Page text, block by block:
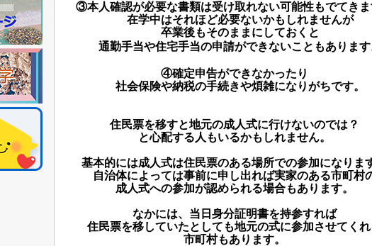
③本人確認が必要な書類は受け取れない可能性もでてきま
在学中はそれほど必要ないかもしれませんが
卒業後もそのままにしておくと
通勤手当や住宅手当の申請ができないこともあります
④確定申告ができなかったり
社会保険や納税の手続きや煩雑になりがちです。
住民票を移すと地元の成人式に行けないのでは？
と心配する人もいるかもしれません。
基本的には成人式は住民票のある場所での参加になりま
自治体によっては事前に申し出れば実家のある市町村
成人式への参加が認められる場合もあります。
なかには、当日身分証明書を持参すれば
住民票を移していたとしても地元の式に参加させてくれ
市町村もあります。